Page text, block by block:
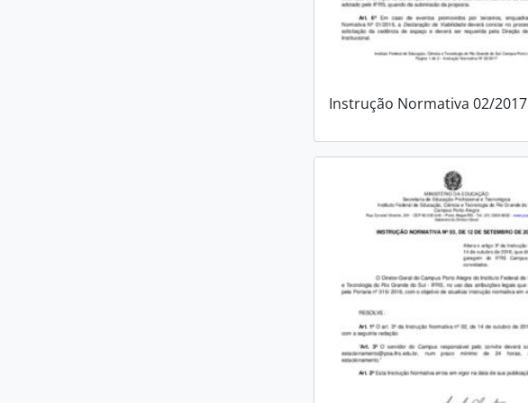
Instrução Normativa 02/2017